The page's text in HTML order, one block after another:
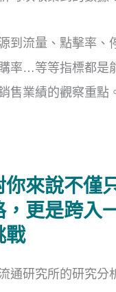
到流量、點擊率、
率…等等指標都是
售業績的觀察重點
你來說不僅
，更是跨入
戰
通研究所的研究分